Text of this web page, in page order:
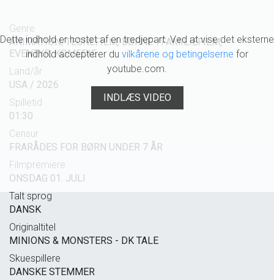
Dette indhold er hostet af en tredjepart. Ved at vise det eksterne
indhold accepterer du vilkårene og betingelserne for
youtube.com.
INDLÆS VIDEO
Genre
ANIMATION/TEGNEFILM, BØRNE-/FAMILIEFILM,
EVENTYR, KOMEDIE
Land/år
USA / 2026
Spilletid
01:30
Censur
FRARÅDES FOR BØRN UNDER 7 ÅR
Filmpremiere
ONSDAG 01. JULI
Talt sprog
DANSK
Originaltitel
MINIONS & MONSTERS - DK TALE
Skuespillere
DANSKE STEMMER